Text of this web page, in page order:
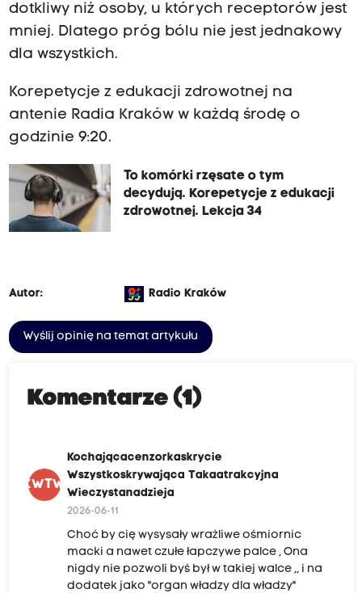
dotkliwy niż osoby, u których receptorów jest
mniej. Dlatego próg bólu nie jest jednakowy
dla wszystkich.
Korepetycje z edukacji zdrowotnej na
antenie Radia Kraków w każdą środę o
godzinie 9:20.
To komórki rzęsate o tym
decydują. Korepetycje z edukacji
zdrowotnej. Lekcja 34
Autor: Radio Kraków
Wyślij opinię na temat artykułu
Komentarze (1)
KWTW
Kochającacenzorkaskrycie
Wszystkoskrywająca Takaatrakcyjna
Wieczystanadzieja
2026-06-11
Choć by cię wysysały wrażliwe ośmiornic
macki a nawet czułe łapczywe palce , Ona
nigdy nie pozwoli byś był w takiej walce ,, i na
dodatek jako "organ władzy dla władzy"